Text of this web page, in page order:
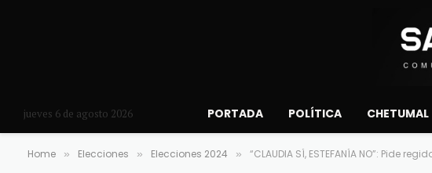
jueves 6 de agosto 2026 PORTADA POLÍTICA CHETUMAL
Home » Elecciones » Elecciones 2024 » “CLAUDIA SÍ, ESTEFANÍA NO”: Pide